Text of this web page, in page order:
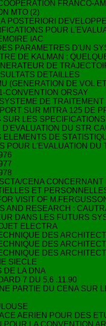
FRANCO-
MTO (2)
POSTERIORI
POUR
IAC
PARAMETRES D'UN
DE KALMAN :
DE
DETAILLES
(GENERATION DE VOL
CONVENTION ORSAY
DE
SUR MITRA 125 DE
LES
DU STR
DE
POUR L'EVALUATION DU
CENA
ET
VISIT OF
AND RESEARCH :
DANS LES FUTURS
ELECTRA
DES
DES
DES
SIECLE
DE LA DNA
7 DU 5,6 .11.90
PARTIE DU CENA SUR
AERIEN POUR DES
POUR LA CONVENTION